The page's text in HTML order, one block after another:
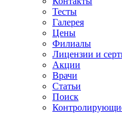
Тесты
Галерея
Цены
Филиалы
Лицензии и
Акции
Врачи
Статьи
Поиск